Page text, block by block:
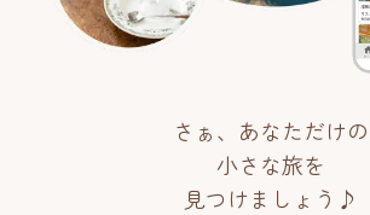
さぁ、あなただけの
小さな旅を
見つけましょう♪